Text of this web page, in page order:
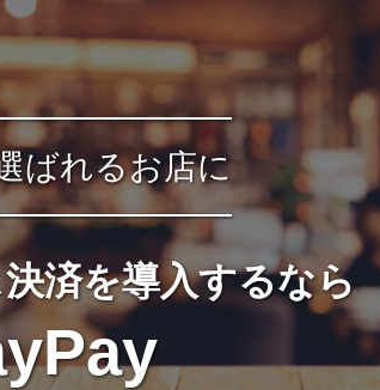
ばれるお店に
済を導入するなら